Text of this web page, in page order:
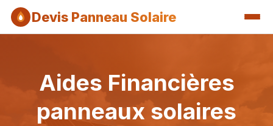
Devis Panneau Solaire
Aides Financières
panneaux solaires